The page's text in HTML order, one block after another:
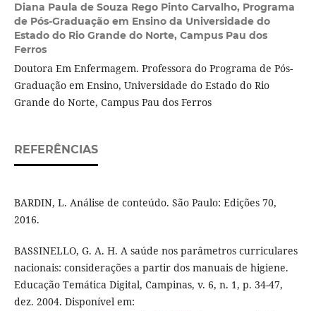
Diana Paula de Souza Rego Pinto Carvalho, Programa
de Pós-Graduação em Ensino da Universidade do
Estado do Rio Grande do Norte, Campus Pau dos
Ferros
Doutora Em Enfermagem. Professora do Programa de Pós-
Graduação em Ensino, Universidade do Estado do Rio
Grande do Norte, Campus Pau dos Ferros
REFERÊNCIAS
BARDIN, L. Análise de conteúdo. São Paulo: Edições 70,
2016.
BASSINELLO, G. A. H. A saúde nos parâmetros curriculares
nacionais: considerações a partir dos manuais de higiene.
Educação Temática Digital, Campinas, v. 6, n. 1, p. 34-47,
dez. 2004. Disponível em: